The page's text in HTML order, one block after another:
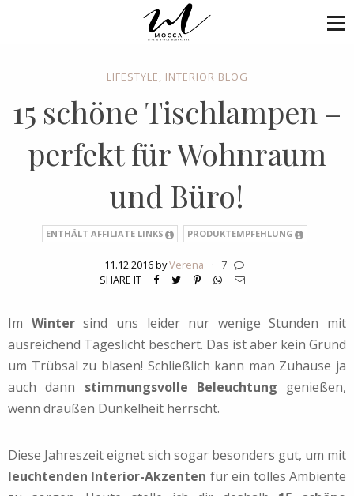
LIFESTYLE, INTERIOR BLOG
15 schöne Tischlampen –
perfekt für Wohnraum
und Büro!
ENTHÄLT AFFILIATE LINKS PRODUKTEMPFEHLUNG
11.12.2016 byVerena ·
7
SHARE IT
Im Wintersind uns leider nur wenige Stunden mit
ausreichend Tageslicht beschert. Das ist aber kein Grund
um Trübsal zu blasen! Schließlich kann man Zuhause ja
auch dann stimmungsvolle Beleuchtung genießen,
wenn draußen Dunkelheit herrscht.
Diese Jahreszeit eignet sich sogar besonders gut, um mit
leuchtenden Interior-Akzenten für ein tolles Ambiente